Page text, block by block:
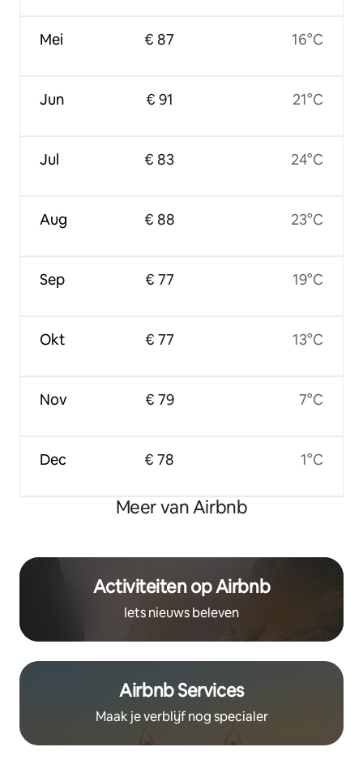
Mei
Jun
Jul
Aug
Sep
Okt
Nov
Dec
€ 87
€ 91
€ 83
€ 88
€ 77
€ 77
€ 79
€ 78
16°C
21°C
24°C
23°C
19°C
13°C
7°C
1°C
Meer van Airbnb
Activiteiten op Airbnb
Iets nieuws beleven
Airbnb Services
Maak je verblijf nog specialer